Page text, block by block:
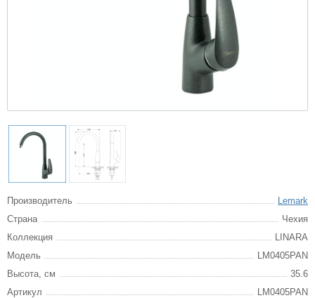
Производитель
Lemark
Страна
Чехия
Коллекция
LINARA
Модель
LM0405PAN
Высота, см
35.6
Артикул
LM0405PAN